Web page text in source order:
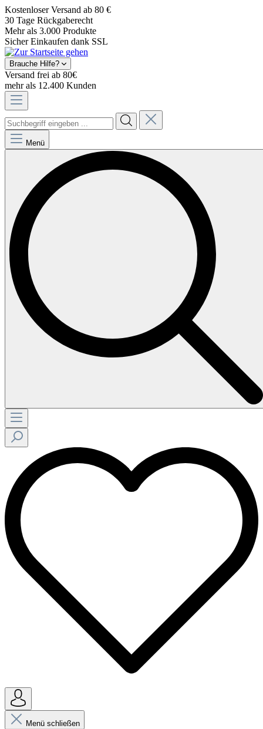
Kostenloser Versand ab 80 €
30 Tage Rückgaberecht
Mehr als 3.000 Produkte
Sicher Einkaufen dank SSL
Brauche Hilfe?
Versand frei ab 80€
mehr als 12.400 Kunden
Menü
Menü schließen